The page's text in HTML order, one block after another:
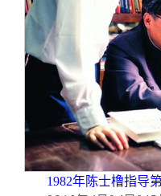
1982年陈士橹指导